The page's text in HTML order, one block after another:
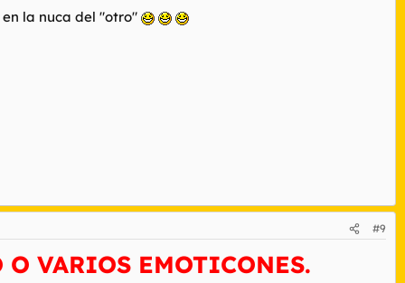
la nuca del "otro"
#9
VARIOS EMOTICONES.